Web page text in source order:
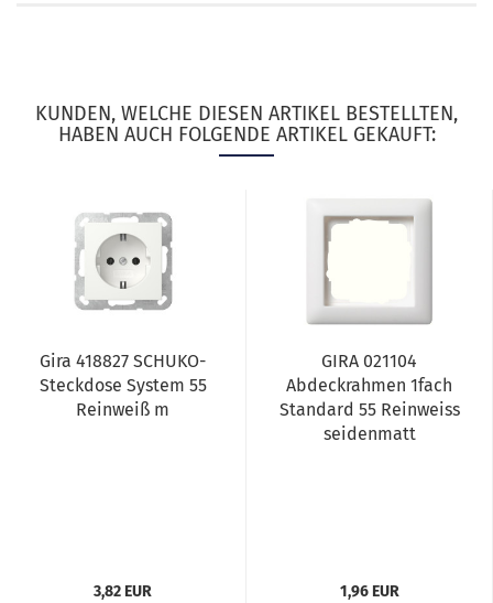
KUNDEN, WELCHE DIESEN ARTIKEL BESTELLTEN,
HABEN AUCH FOLGENDE ARTIKEL GEKAUFT:
Gira 418827 SCHUKO-
Steckdose System 55
Reinweiß m
3,82 EUR
GIRA 021104
Abdeckrahmen 1fach
Standard 55 Reinweiss
seidenmatt
1,96 EUR